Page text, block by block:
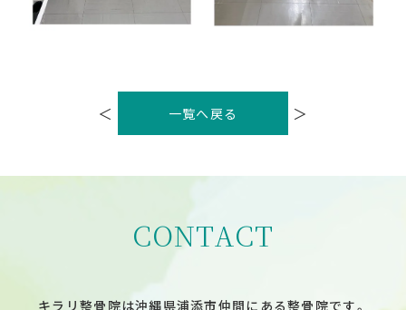
ー
＜ ＞
一覧へ戻る
CONTACT
キラリ整骨院は沖縄県浦添市仲間にある整骨院です。